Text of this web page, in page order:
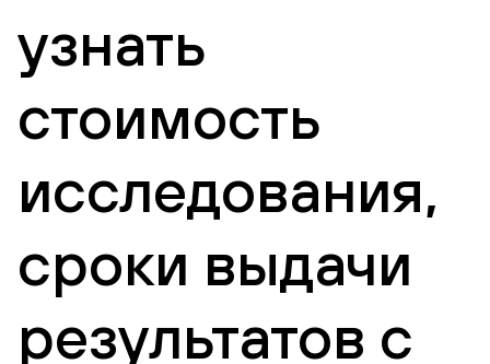
узнать
стоимость
исследования,
сроки выдачи
результатов с